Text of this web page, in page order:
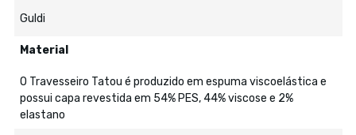
Guldi
Material
O Travesseiro Tatou é produzido em espuma viscoelástica e
possui capa revestida em 54% PES, 44% viscose e 2%
elastano